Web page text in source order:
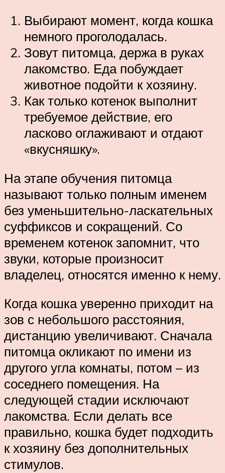
Выбирают момент, когда кошка
немного проголодалась.
Зовут питомца, держа в руках
лакомство. Еда побуждает
животное подойти к хозяину.
Как только котенок выполнит
требуемое действие, его
ласково оглаживают и отдают
«вкусняшку».
На этапе обучения питомца
называют только полным именем
без уменьшительно-ласкательных
суффиксов и сокращений. Со
временем котенок запомнит, что
звуки, которые произносит
владелец, относятся именно к нему.
Когда кошка уверенно приходит на
зов с небольшого расстояния,
дистанцию увеличивают. Сначала
питомца окликают по имени из
другого угла комнаты, потом – из
соседнего помещения. На
следующей стадии исключают
лакомства. Если делать все
правильно, кошка будет подходить
к хозяину без дополнительных
стимулов.